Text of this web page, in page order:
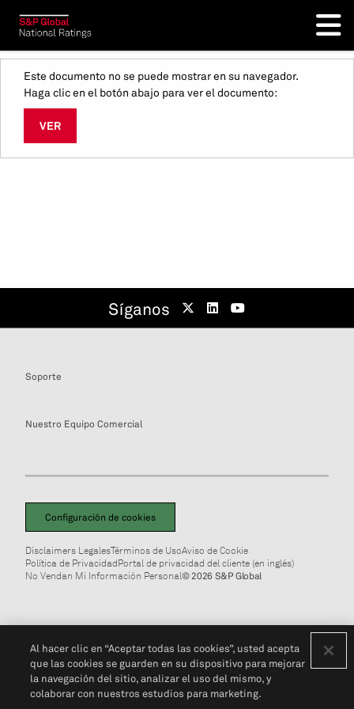
Este documento no se puede mostrar en su navegador.
Haga clic en el botón abajo para ver el documento:
VER
Síganos
Soporte
Nuestro Equipo Comercial
Configuración de cookies
Disclaimers LegalesTérminos de UsoAviso de Cookie
Política de PrivacidadPortal de privacidad del cliente (en inglés)
No Vendan Mi Información Personal© 2026 S&P Global
Al hacer clic en “Aceptar todas las cookies”, usted acepta
que las cookies se guarden en su dispositivo para mejorar
la navegación del sitio, analizar el uso del mismo, y
colaborar con nuestros estudios para marketing.